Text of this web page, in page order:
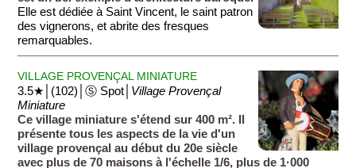
Elle est dédiée à Saint Vincent, le saint patron
des vignerons, et abrite des fresques
remarquables.
VILLAGE PROVENÇAL MINIATURE
3.5★│(102)│Ⓢ Spot│ Village Provençal
Miniature
Ce village miniature s'étend sur 400 m². Il
présente tous les aspects de la vie d'un
village provençal au début du 20e siècle
avec plus de 70 maisons à l'échelle 1/6, plus de 1·000